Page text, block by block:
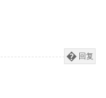
回复